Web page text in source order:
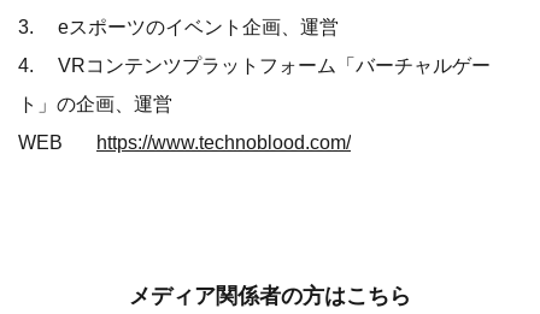
3. eスポーツのイベント企画、運営
4. VRコンテンツプラットフォーム「バーチャルゲー
ト」の企画、運営
WEB https://www.technoblood.com/
メディア関係者の方はこちら